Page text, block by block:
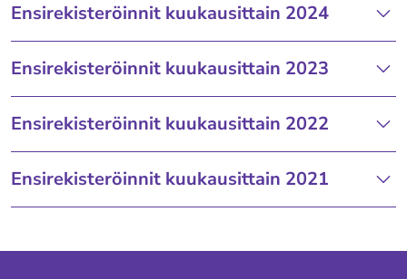
Ensirekisteröinnit kuukausittain 2024
Ensirekisteröinnit kuukausittain 2023
Ensirekisteröinnit kuukausittain 2022
Ensirekisteröinnit kuukausittain 2021